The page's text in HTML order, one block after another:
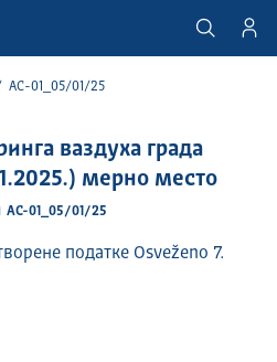
АС-01_05/01/25
ваздуха града
мерно место
АС-01_05/01/25
податке Osveženo 7.